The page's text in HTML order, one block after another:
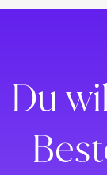
Du